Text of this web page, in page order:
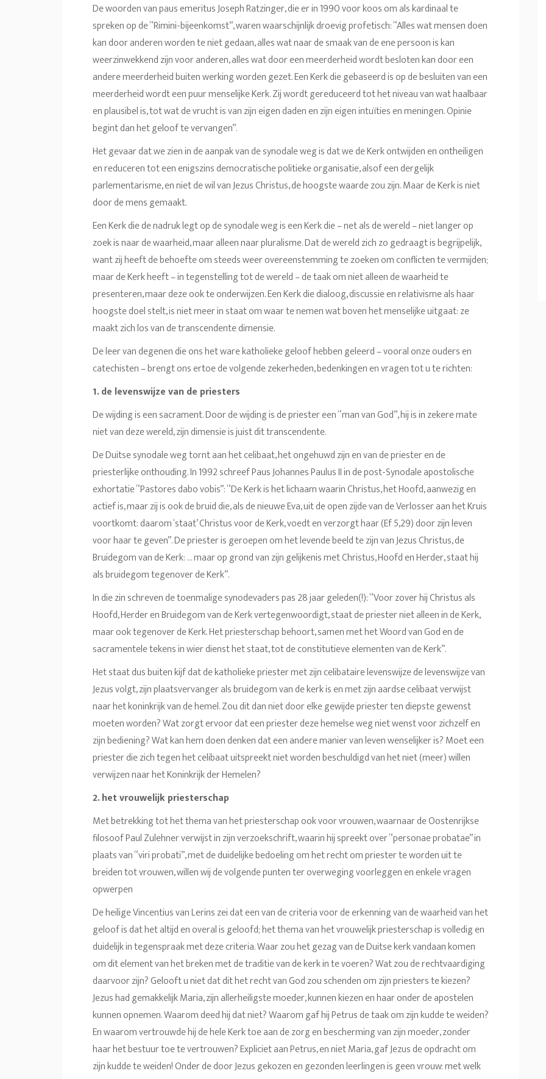
De woorden van paus emeritus Joseph Ratzinger, die er in 1990 voor koos om als kardinaal te
spreken op de “Rimini-bijeenkomst”, waren waarschijnlijk droevig profetisch: “Alles wat mensen doen
kan door anderen worden te niet gedaan, alles wat naar de smaak van de ene persoon is kan
weerzinwekkend zijn voor anderen, alles wat door een meerderheid wordt besloten kan door een
andere meerderheid buiten werking worden gezet. Een Kerk die gebaseerd is op de besluiten van een
meerderheid wordt een puur menselijke Kerk. Zij wordt gereduceerd tot het niveau van wat haalbaar
en plausibel is, tot wat de vrucht is van zijn eigen daden en zijn eigen intuïties en meningen. Opinie
begint dan het geloof te vervangen”.
Het gevaar dat we zien in de aanpak van de synodale weg is dat we de Kerk ontwijden en ontheiligen
en reduceren tot een enigszins democratische politieke organisatie, alsof een dergelijk
parlementarisme, en niet de wil van Jezus Christus, de hoogste waarde zou zijn. Maar de Kerk is niet
door de mens gemaakt.
Een Kerk die de nadruk legt op de synodale weg is een Kerk die – net als de wereld – niet langer op
zoek is naar de waarheid, maar alleen naar pluralisme. Dat de wereld zich zo gedraagt is begrijpelijk,
want zij heeft de behoefte om steeds weer overeenstemming te zoeken om conflicten te vermijden;
maar de Kerk heeft – in tegenstelling tot de wereld – de taak om niet alleen de waarheid te
presenteren, maar deze ook te onderwijzen. Een Kerk die dialoog, discussie en relativisme als haar
hoogste doel stelt, is niet meer in staat om waar te nemen wat boven het menselijke uitgaat: ze
maakt zich los van de transcendente dimensie.
De leer van degenen die ons het ware katholieke geloof hebben geleerd – vooral onze ouders en
catechisten – brengt ons ertoe de volgende zekerheden, bedenkingen en vragen tot u te richten:
1. de levenswijze van de priesters
De wijding is een sacrament. Door de wijding is de priester een “man van God”, hij is in zekere mate
niet van deze wereld, zijn dimensie is juist dit transcendente.
De Duitse synodale weg tornt aan het celibaat, het ongehuwd zijn en van de priester en de
priesterlijke onthouding. In 1992 schreef Paus Johannes Paulus II in de post-Synodale apostolische
exhortatie “Pastores dabo vobis”: “De Kerk is het lichaam waarin Christus, het Hoofd, aanwezig en
actief is, maar zij is ook de bruid die, als de nieuwe Eva, uit de open zijde van de Verlosser aan het Kruis
voortkomt: daarom ‘staat’ Christus voor de Kerk, voedt en verzorgt haar (Ef 5,29) door zijn leven
voor haar te geven”. De priester is geroepen om het levende beeld te zijn van Jezus Christus, de
Bruidegom van de Kerk: … maar op grond van zijn gelijkenis met Christus, Hoofd en Herder, staat hij
als bruidegom tegenover de Kerk”.
In die zin schreven de toenmalige synodevaders pas 28 jaar geleden(!): “Voor zover hij Christus als
Hoofd, Herder en Bruidegom van de Kerk vertegenwoordigt, staat de priester niet alleen in de Kerk,
maar ook tegenover de Kerk. Het priesterschap behoort, samen met het Woord van God en de
sacramentele tekens in wier dienst het staat, tot de constitutieve elementen van de Kerk”.
Het staat dus buiten kijf dat de katholieke priester met zijn celibataire levenswijze de levenswijze van
Jezus volgt, zijn plaatsvervanger als bruidegom van de kerk is en met zijn aardse celibaat verwijst
naar het koninkrijk van de hemel. Zou dit dan niet door elke gewijde priester ten diepste gewenst
moeten worden? Wat zorgt ervoor dat een priester deze hemelse weg niet wenst voor zichzelf en
zijn bediening? Wat kan hem doen denken dat een andere manier van leven wenselijker is? Moet een
priester die zich tegen het celibaat uitspreekt niet worden beschuldigd van het niet (meer) willen
verwijzen naar het Koninkrijk der Hemelen?
2. het vrouwelijk priesterschap
Met betrekking tot het thema van het priesterschap ook voor vrouwen, waarnaar de Oostenrijkse
filosoof Paul Zulehner verwijst in zijn verzoekschrift, waarin hij spreekt over “personae probatae” in
plaats van “viri probati”, met de duidelijke bedoeling om het recht om priester te worden uit te
breiden tot vrouwen, willen wij de volgende punten ter overweging voorleggen en enkele vragen
opwerpen
De heilige Vincentius van Lerins zei dat een van de criteria voor de erkenning van de waarheid van het
geloof is dat het altijd en overal is geloofd; het thema van het vrouwelijk priesterschap is volledig en
duidelijk in tegenspraak met deze criteria. Waar zou het gezag van de Duitse kerk vandaan komen
om dit element van het breken met de traditie van de kerk in te voeren? Wat zou de rechtvaardiging
daarvoor zijn? Gelooft u niet dat dit het recht van God zou schenden om zijn priesters te kiezen?
Jezus had gemakkelijk Maria, zijn allerheiligste moeder, kunnen kiezen en haar onder de apostelen
kunnen opnemen. Waarom deed hij dat niet? Waarom gaf hij Petrus de taak om zijn kudde te weiden?
En waarom vertrouwde hij de hele Kerk toe aan de zorg en bescherming van zijn moeder, zonder
haar het bestuur toe te vertrouwen? Expliciet aan Petrus, en niet Maria, gaf Jezus de opdracht om
zijn kudde te weiden! Onder de door Jezus gekozen en gezonden leerlingen is geen vrouw: met welk